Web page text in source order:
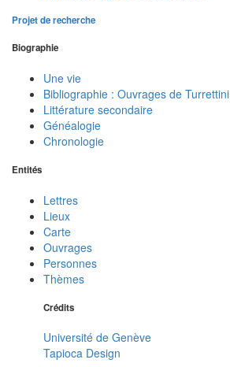
Projet de recherche
Biographie
Une vie
Bibliographie : Ouvrages de Turrettini
Littérature secondaire
Généalogie
Chronologie
Entités
Lettres
Lieux
Carte
Ouvrages
Personnes
Thèmes
Crédits
Université de Genève
Tapioca Design